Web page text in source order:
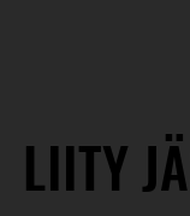
LIITY
LIITY